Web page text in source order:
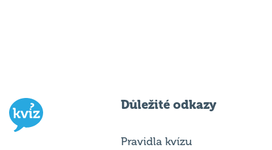
Důležité odkazy
Pravidla kvízu